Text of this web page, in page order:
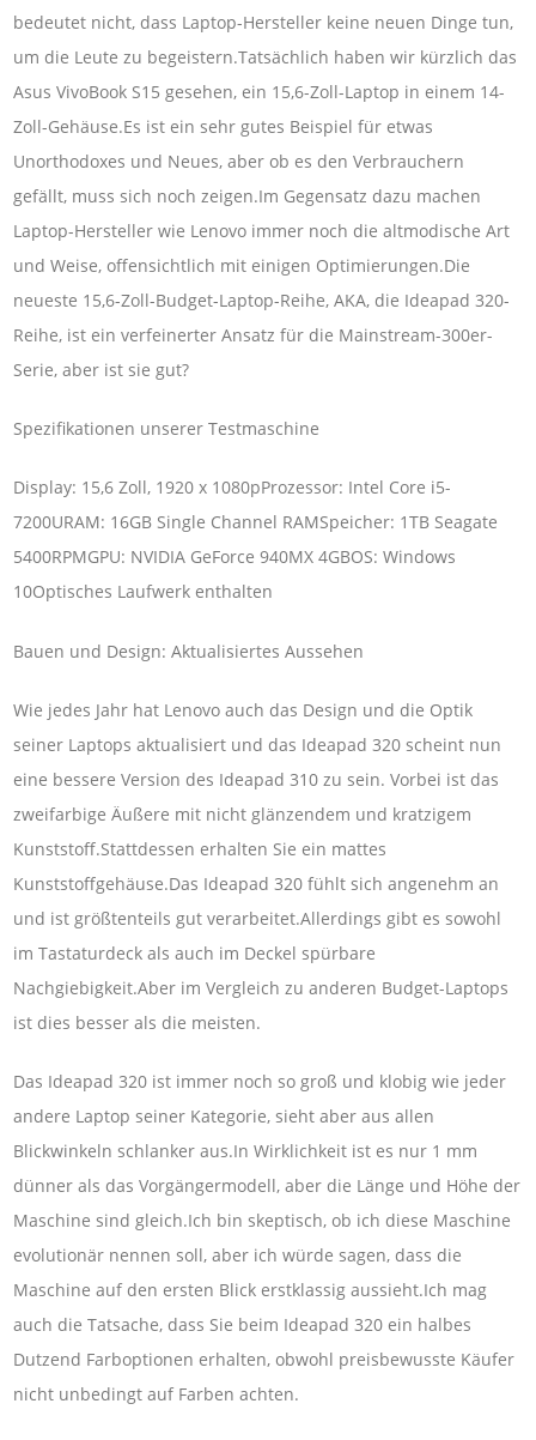
bedeutet nicht, dass Laptop-Hersteller keine neuen Dinge tun,
um die Leute zu begeistern.Tatsächlich haben wir kürzlich das
Asus VivoBook S15 gesehen, ein 15,6-Zoll-Laptop in einem 14-
Zoll-Gehäuse.Es ist ein sehr gutes Beispiel für etwas
Unorthodoxes und Neues, aber ob es den Verbrauchern
gefällt, muss sich noch zeigen.Im Gegensatz dazu machen
Laptop-Hersteller wie Lenovo immer noch die altmodische Art
und Weise, offensichtlich mit einigen Optimierungen.Die
neueste 15,6-Zoll-Budget-Laptop-Reihe, AKA, die Ideapad 320-
Reihe, ist ein verfeinerter Ansatz für die Mainstream-300er-
Serie, aber ist sie gut?
Spezifikationen unserer Testmaschine
Display: 15,6 Zoll, 1920 x 1080pProzessor: Intel Core i5-
7200URAM: 16GB Single Channel RAMSpeicher: 1TB Seagate
5400RPMGPU: NVIDIA GeForce 940MX 4GBOS: Windows
10Optisches Laufwerk enthalten
Bauen und Design: Aktualisiertes Aussehen
Wie jedes Jahr hat Lenovo auch das Design und die Optik
seiner Laptops aktualisiert und das Ideapad 320 scheint nun
eine bessere Version des Ideapad 310 zu sein. Vorbei ist das
zweifarbige Äußere mit nicht glänzendem und kratzigem
Kunststoff.Stattdessen erhalten Sie ein mattes
Kunststoffgehäuse.Das Ideapad 320 fühlt sich angenehm an
und ist größtenteils gut verarbeitet.Allerdings gibt es sowohl
im Tastaturdeck als auch im Deckel spürbare
Nachgiebigkeit.Aber im Vergleich zu anderen Budget-Laptops
ist dies besser als die meisten.
Das Ideapad 320 ist immer noch so groß und klobig wie jeder
andere Laptop seiner Kategorie, sieht aber aus allen
Blickwinkeln schlanker aus.In Wirklichkeit ist es nur 1 mm
dünner als das Vorgängermodell, aber die Länge und Höhe der
Maschine sind gleich.Ich bin skeptisch, ob ich diese Maschine
evolutionär nennen soll, aber ich würde sagen, dass die
Maschine auf den ersten Blick erstklassig aussieht.Ich mag
auch die Tatsache, dass Sie beim Ideapad 320 ein halbes
Dutzend Farboptionen erhalten, obwohl preisbewusste Käufer
nicht unbedingt auf Farben achten.